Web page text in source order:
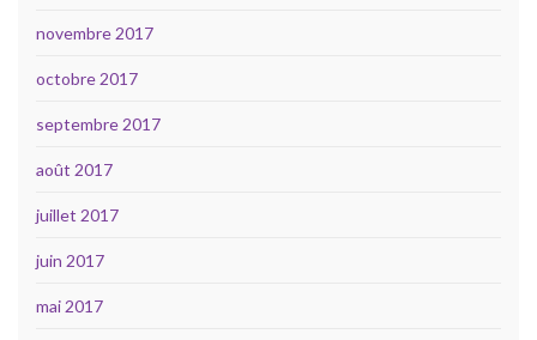
novembre 2017
octobre 2017
septembre 2017
août 2017
juillet 2017
juin 2017
mai 2017